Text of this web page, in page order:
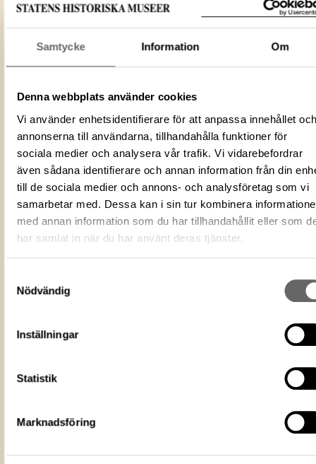
Samtycke Information Om
Denna webbplats använder cookies
Vi använder enhetsidentifierare för att anpassa innehållet och
annonserna till användarna, tillhandahålla funktioner för
sociala medier och analysera vår trafik. Vi vidarebefordrar
även sådana identifierare och annan information från din
till de sociala medier och annons- och analysföretag som vi
samarbetar med. Dessa kan i sin tur kombinera
med annan information som du har tillhandahållit eller som
har samlat in när du har använt deras tjänster.
Nödvändig
Inställningar
Statistik
Marknadsföring
Pollett
Varupollett
Föremålsnummer 3261997
Mediatyp
image/jpeg
ID‑nummer
45ab696b-ee78-45bf-b336-
Fotograf
Landgren, Angelica
Fotodatum
ändamål, även kommersiella, så
https://samlingar.shm.se/media/
All textinformation (metadata) på denna sida är fri att använda
licensen CC0.
Mer information om licenser hos Statens historiska museer.